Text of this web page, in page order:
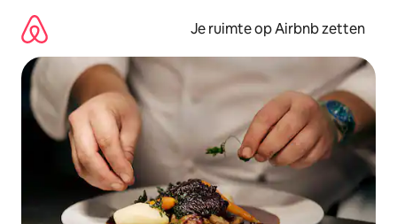
direct
naar
inhoud
Je ruimte op Airbnb zetten